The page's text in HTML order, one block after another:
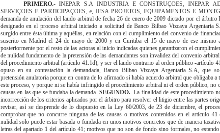
PRIMERO.-INEPAR S.A INDUSTRIA E CONSTRUÇOES, INEPAR
SERVIÇOES E PARTICIPAÇOES, e, IESA PROJETOS, EQUIPAMENTOS E
demanda de anulación del laudo arbitral de fecha 26 de enero de 2009 dictado por el
designado en el proceso arbitral iniciado a solicitud de Banco Bilbao Vizcaya Argentaria
surgido entre ésta última y aquéllas, en relación con el cumplimiento del convenio de
suscrito en Madrid el 24 de mayo de 2000 y en Curitiba el 15 de mayo de ese mismo
posteriormente por el resto de las actoras al inicio indicadas quienes garantizaron el
de nulidad fundamento de la pretensión de las demandantes son invalidez del convenio
del procedimiento arbitral (artículo 41.1d), y ser el laudo contrario al orden público -artículo
opuso en su contestación la demandada, Banco Bilbao Vizcaya Argentaria S.A, que
pretensión anulatoria porque en contra de lo afirmado sí había acuerdo arbitral que obligaba a
este proceso, y porque ni se había infringido el procedimiento arbitral ni el orden público, no
causas en las que se fundaba la demanda. SEGUNDO.-La finalidad de este procedimiento
incorrección de los criterios aplicados por el árbitro para resolver el litigio entre las partes
revisar, así se desprende de lo dispuesto en la Ley 60/2003, de 23 de diciembre, el
comprobar que no concurre ninguna de las causas o motivos contenidos en el artículo
nulidad solo puede estar basada o fundada en unos motivos concretos que de manera
letras del apartado 1 del artículo 41; motivos que no son de fondo sino formales, no